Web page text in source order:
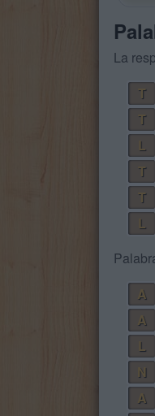
La
T
T
L
T
T
L
A
A
L
N
A